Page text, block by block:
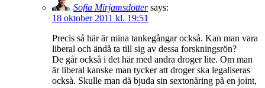
Sofia Mirjamsdotter says:
18 oktober 2011 kl. 19:51
Precis så här är mina tankegångar också. Kan man vara
liberal och ändå ta till sig av dessa forskningsrön?
De går också i det här med andra droger lite. Om man
är liberal kanske man tycker att droger ska legaliseras
också. Skulle man då bjuda sin sextonåring på en joint,